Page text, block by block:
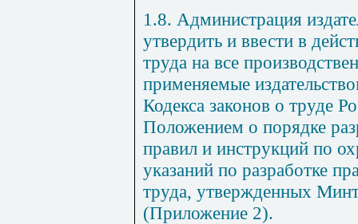
1.8. Администрация
утвердить и ввести в
труда на все
применяемые
Кодекса законов о труде
Положением о порядке
правил и инструкций по
указаний по разработке
труда, утвержденных
(Приложение 2).